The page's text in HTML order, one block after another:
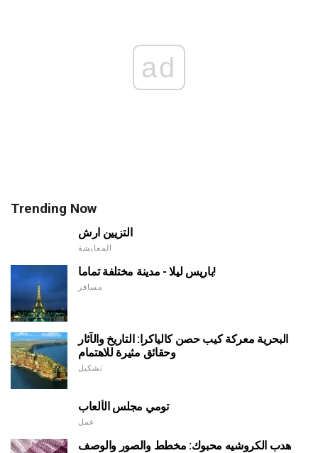
ad
Trending Now
التزيين ارش
المعايشة
باريس ليلا - مدينة مختلفة تماما!
مسافر
البحرية معركة كيب حصن كالياكرا: التاريخ والآثار
وحقائق مثيرة للاهتمام
تشكيل
تومي مجلس الألعاب
عمل
هدب الكروشيه محبوك: مخطط والصور والوصف